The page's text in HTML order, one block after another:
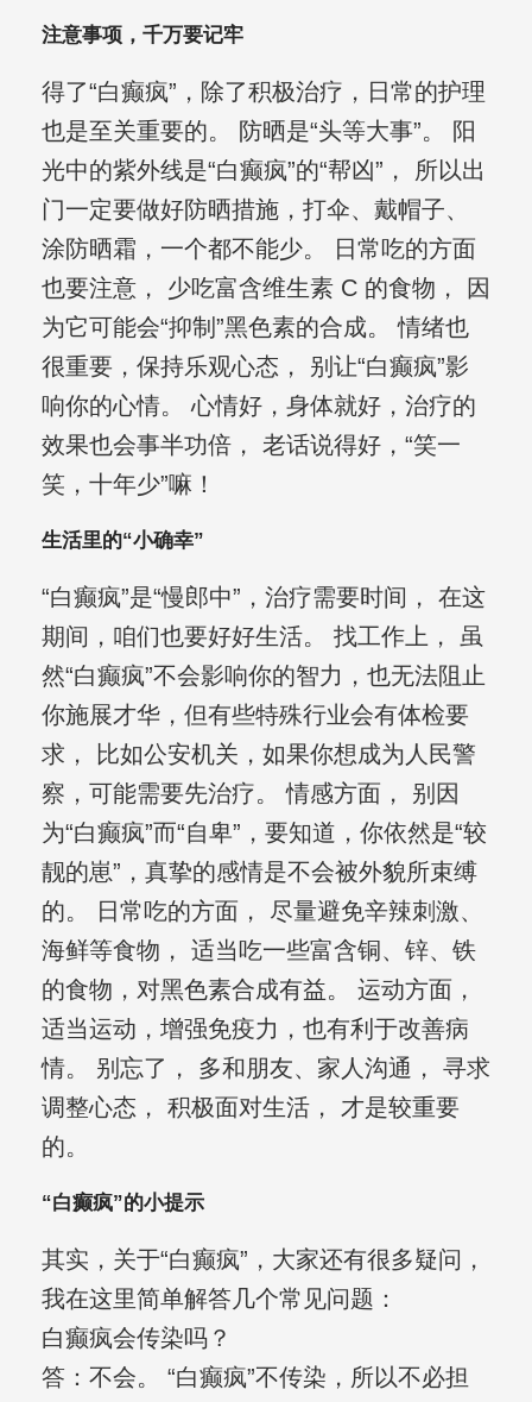
注意事项，千万要记牢
得了“白癫疯”，除了积极治疗，日常的护理
也是至关重要的。 防晒是“头等大事”。 阳
光中的紫外线是“白癫疯”的“帮凶”， 所以出
门一定要做好防晒措施，打伞、戴帽子、
涂防晒霜，一个都不能少。 日常吃的方面
也要注意， 少吃富含维生素 C 的食物， 因
为它可能会“抑制”黑色素的合成。 情绪也
很重要，保持乐观心态， 别让“白癫疯”影
响你的心情。 心情好，身体就好，治疗的
效果也会事半功倍， 老话说得好，“笑一
笑，十年少”嘛！
生活里的“小确幸”
“白癫疯”是“慢郎中”，治疗需要时间， 在这
期间，咱们也要好好生活。 找工作上， 虽
然“白癫疯”不会影响你的智力，也无法阻止
你施展才华，但有些特殊行业会有体检要
求， 比如公安机关，如果你想成为人民警
察，可能需要先治疗。 情感方面， 别因
为“白癫疯”而“自卑”，要知道，你依然是“较
靓的崽”，真挚的感情是不会被外貌所束缚
的。 日常吃的方面， 尽量避免辛辣刺激、
海鲜等食物， 适当吃一些富含铜、锌、铁
的食物，对黑色素合成有益。 运动方面，
适当运动，增强免疫力，也有利于改善病
情。 别忘了， 多和朋友、家人沟通， 寻求
调整心态， 积极面对生活， 才是较重要
的。
“白癫疯”的小提示
其实，关于“白癫疯”，大家还有很多疑问，
我在这里简单解答几个常见问题：
白癫疯会传染吗？
答：不会。 “白癫疯”不传染，所以不必担